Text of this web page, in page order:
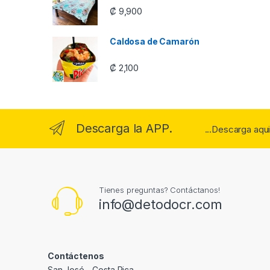
₡ 9,900
Caldosa de Camarón
₡ 2,100
Descarga la APP. ...Descarga aqui
Tienes preguntas? Contáctanos!
info@detodocr.com
Contáctenos